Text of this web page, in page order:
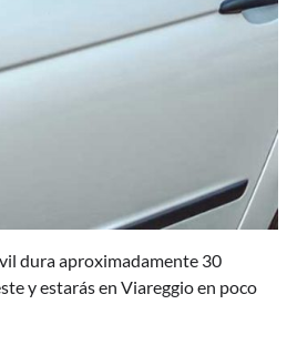
dura aproximadamente 30
y estarás en Viareggio en poco